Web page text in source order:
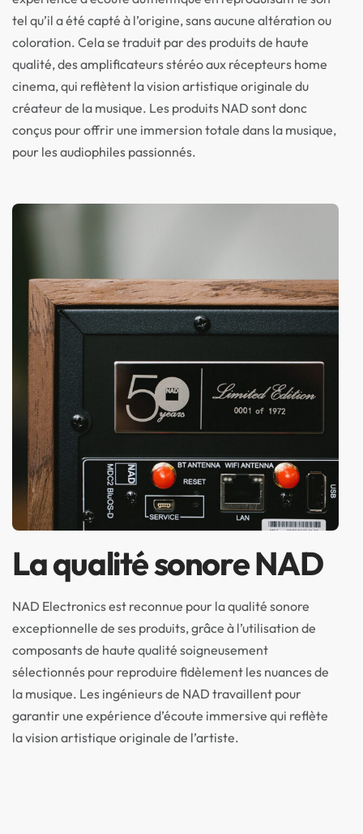
tel qu’il a été capté à l’origine, sans aucune altération ou
coloration. Cela se traduit par des produits de haute
qualité, des amplificateurs stéréo aux récepteurs home
cinema, qui reflètent la vision artistique originale du
créateur de la musique. Les produits NAD sont donc
conçus pour offrir une immersion totale dans la musique,
pour les audiophiles passionnés.
La qualité sonore NAD
NAD Electronics est reconnue pour la qualité sonore
exceptionnelle de ses produits, grâce à l’utilisation de
composants de haute qualité soigneusement
sélectionnés pour reproduire fidèlement les nuances de
la musique. Les ingénieurs de NAD travaillent pour
garantir une expérience d’écoute immersive qui reflète
la vision artistique originale de l’artiste.